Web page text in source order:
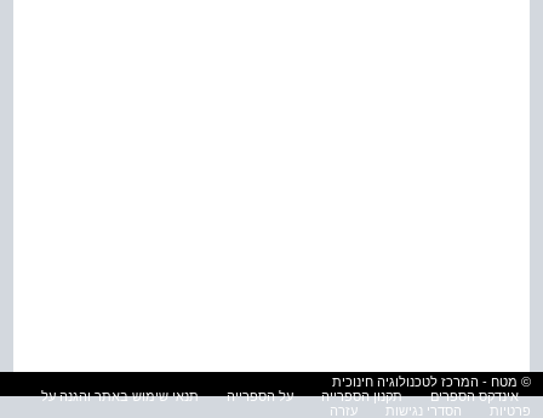
© מטח - המרכז לטכנולוגיה חינוכית
אינדקס הספרים
תקנון הספרייה על הספרייה
תנאי שימוש באתר והגנה על
פרטיות
הסדרי נגישות עזרה